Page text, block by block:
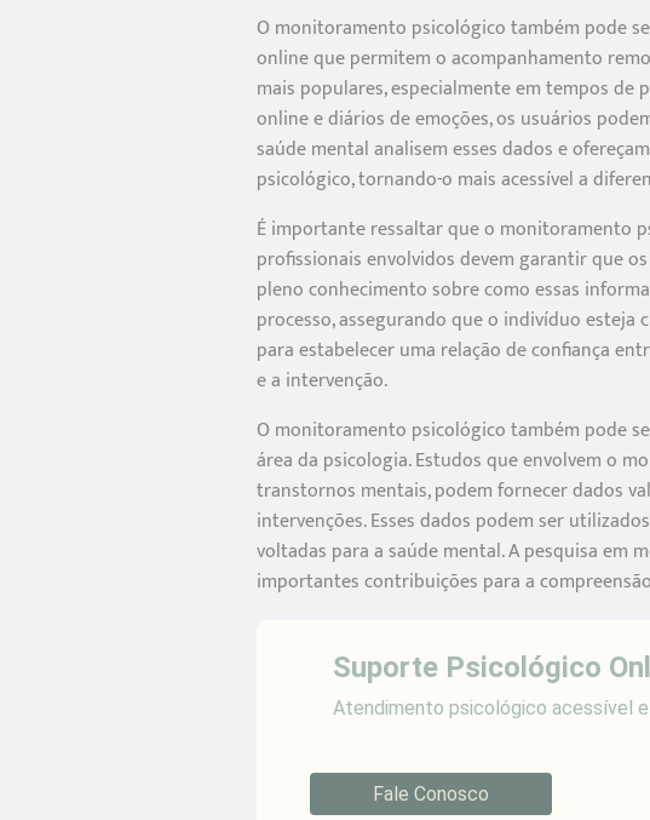
O monitoramento psicológico também pode
online que permitem o acompanhamento
mais populares, especialmente em tempos de
online e diários de emoções, os usuários
saúde mental analisem esses dados e
psicológico, tornando-o mais acessível a
É importante ressaltar que o monitoramento
profissionais envolvidos devem garantir que
pleno conhecimento sobre como essas
processo, assegurando que o indivíduo
para estabelecer uma relação de confiança
e a intervenção.
O monitoramento psicológico também pode
área da psicologia. Estudos que envolvem o
transtornos mentais, podem fornecer dados
intervenções. Esses dados podem ser
voltadas para a saúde mental. A pesquisa
importantes contribuições para a
Suporte Psicológico
Atendimento psicológico acessível
Fale Conosco